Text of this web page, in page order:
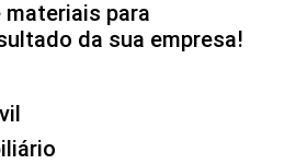
para
da sua empresa!